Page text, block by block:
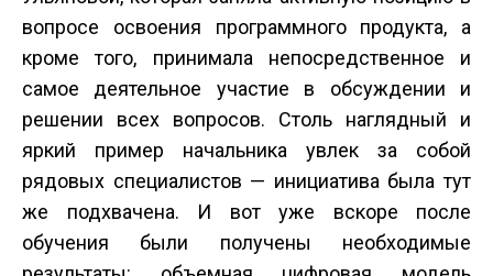
вопросе освоения программного продукта, а
кроме того, принимала непосредственное и
самое деятельное участие в обсуждении и
решении всех вопросов. Столь наглядный и
яркий пример начальника увлек за собой
рядовых специалистов — инициатива была тут
же подхвачена. И вот уже вскоре после
обучения были получены необходимые